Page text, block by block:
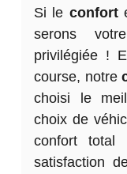
Si le confort
serons
privilégiée !
course, notre
choisi le
choix de
confort total
satisfaction